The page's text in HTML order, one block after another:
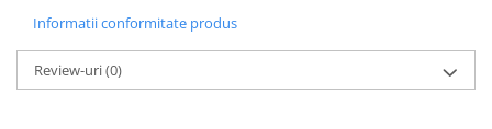
Informatii conformitate produs
Review-uri(0)